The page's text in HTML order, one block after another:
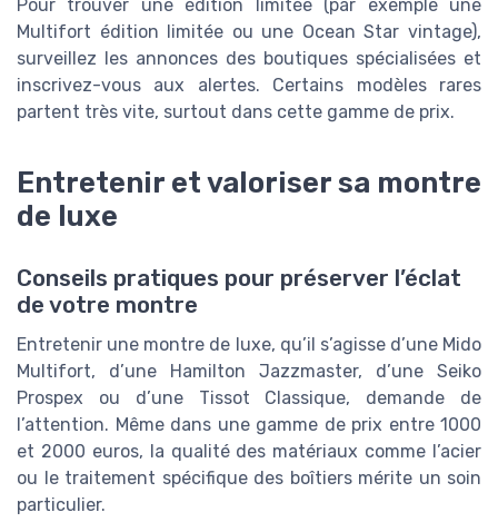
Pour trouver une édition limitée (par exemple une
Multifort édition limitée ou une Ocean Star vintage),
surveillez les annonces des boutiques spécialisées et
inscrivez-vous aux alertes. Certains modèles rares
partent très vite, surtout dans cette gamme de prix.
Entretenir et valoriser sa montre
de luxe
Conseils pratiques pour préserver l’éclat
de votre montre
Entretenir une montre de luxe, qu’il s’agisse d’une Mido
Multifort, d’une Hamilton Jazzmaster, d’une Seiko
Prospex ou d’une Tissot Classique, demande de
l’attention. Même dans une gamme de prix entre 1000
et 2000 euros, la qualité des matériaux comme l’acier
ou le traitement spécifique des boîtiers mérite un soin
particulier.